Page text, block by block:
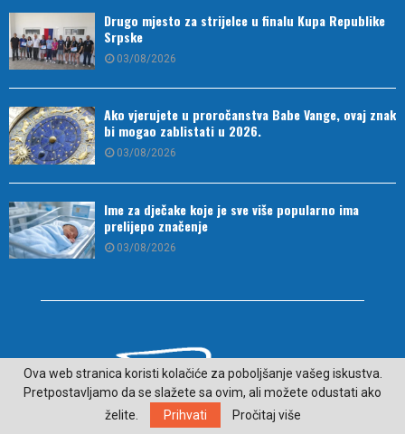
Drugo mjesto za strijelce u finalu Kupa Republike
Srpske
03/08/2026
Ako vjerujete u proročanstva Babe Vange, ovaj znak
bi mogao zablistati u 2026.
03/08/2026
Ime za dječake koje je sve više popularno ima
prelijepo značenje
03/08/2026
Ova web stranica koristi kolačiće za poboljšanje vašeg iskustva.
Pretpostavljamo da se slažete sa ovim, ali možete odustati ako
želite.
Prihvati Pročitaj više